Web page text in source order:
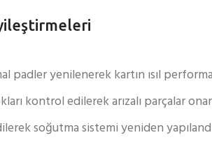
padler yenilenerek kartın ısıl
kontrol edilerek arızalı parçalar
soğutma sistemi yeniden